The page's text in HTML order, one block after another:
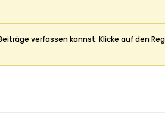
verfassen kannst: Klicke auf den